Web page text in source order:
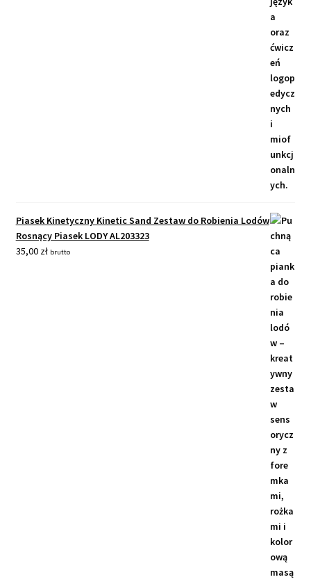
Piasek Kinetyczny Kinetic Sand Zestaw do Robienia Lodów
Rosnący Piasek LODY AL203323
35,00 zł brutto